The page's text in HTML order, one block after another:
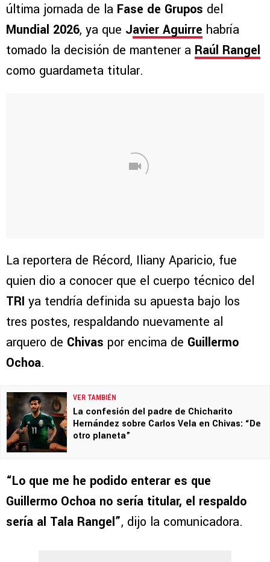
última jornada de la Fase de Grupos del
Mundial 2026, ya que Javier Aguirre habría
tomado la decisión de mantener a Raúl Rangel
como guardameta titular.
La reportera de Récord, Iliany Aparicio, fue
quien dio a conocer que el cuerpo técnico del
TRI ya tendría definida su apuesta bajo los
tres postes, respaldando nuevamente al
arquero de Chivas por encima de Guillermo
Ochoa.
VER TAMBIÉN
La confesión del padre de Chicharito
Hernández sobre Carlos Vela en Chivas: “De
otro planeta”
“Lo que me he podido enterar es que
Guillermo Ochoa no sería titular, el respaldo
sería al Tala Rangel”, dijo la comunicadora.